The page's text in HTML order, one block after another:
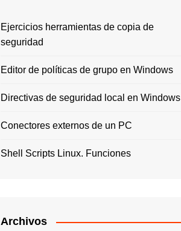
Ejercicios herramientas de copia de
seguridad
Editor de políticas de grupo en Windows
Directivas de seguridad local en Windows
Conectores externos de un PC
Shell Scripts Linux. Funciones
Archivos